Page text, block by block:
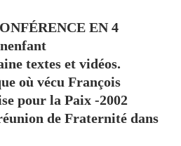
EN 4
textes et vidéos.
où vécu François
pour la Paix -2002
de Fraternité dans